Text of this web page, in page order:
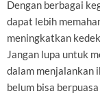
Dengan berbagai
dapat lebih
meningkatkan
Jangan lupa untuk
dalam menjalankan
belum bisa